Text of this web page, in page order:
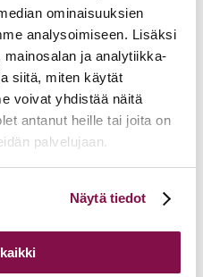
ominaisuuksien
analysoimiseen. Lisäksi
ja analytiikka-
siitä, miten käytät
voivat yhdistää näitä
antanut heille tai joita on
palvelujaan.
linkistä.
Näytä tiedot
Teamsissa20.4.2021
alkukirkko – yhdessä! –
syksy 2026